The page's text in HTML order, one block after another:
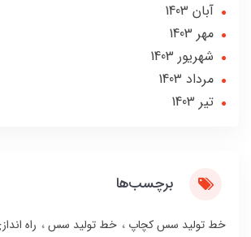
آبان 1403
مهر 1403
شهریور 1403
مرداد 1403
تير 1403
برچسب‌ها
خط تولید سس کچاپ خط تولید سس
راه